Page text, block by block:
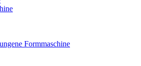
Formmaschine